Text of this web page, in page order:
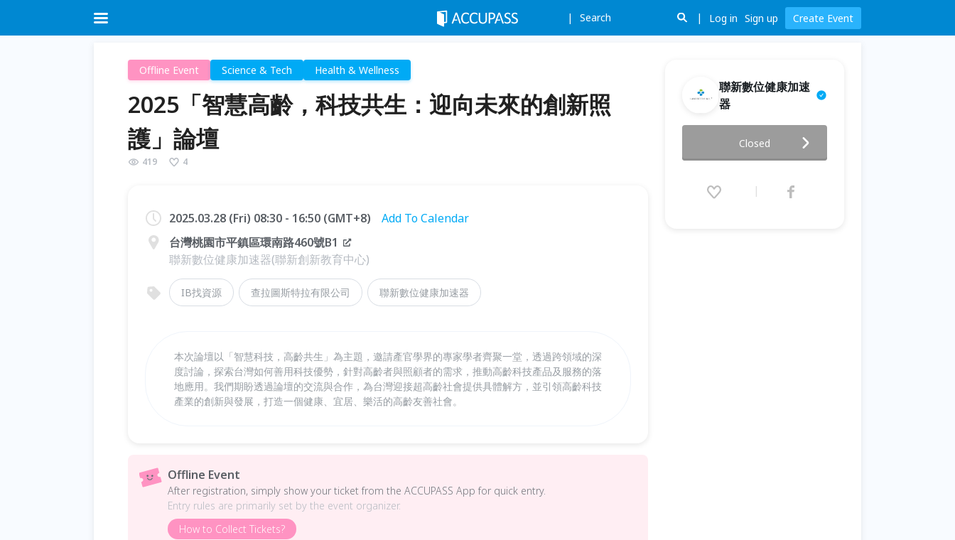
Search Log in Sign up Create Event
Offline Event Science & Tech Health & Wellness
2025「智慧高齡，科技共生：迎向未來的創新照
護」論壇
419 4
2025.03.28 (Fri) 08:30 - 16:50 (GMT+8)
Add To Calendar
台灣桃園市平鎮區環南路460號B1
聯新數位健康加速器(聯新創新教育中心)
IB找資源 查拉圖斯特拉有限公司 聯新數位健康加速器
本次論壇以「智慧科技，高齡共生」為主題，邀請產官學界的專家學者齊聚一堂，透過跨領域的深
度討論，探索台灣如何善用科技優勢，針對高齡者與照顧者的需求，推動高齡科技產品及服務的落
地應用。我們期盼透過論壇的交流與合作，為台灣迎接超高齡社會提供具體解方，並引領高齡科技
產業的創新與發展，打造一個健康、宜居、樂活的高齡友善社會。
Offline Event
After registration, simply show your ticket from the ACCUPASS App for quick entry.
Entry rules are primarily set by the event organizer.
How to Collect Tickets?
聯新數位健康加速
器
向未來的創新照護」論壇
2025.03.28 (Fri) 08:30 - 16:50
Closed